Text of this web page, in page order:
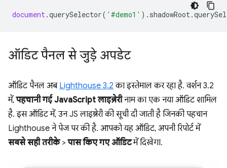
document.querySelector( '#demo1' ). shadowRoot.
ऑडिट पैनल से जुड़े अपडेट
ऑडिट पैनल अब Lighthouse 3.2 का इस्तेमाल कर रहा है. वर्शन 3.2
में,पहचानी गई JavaScript लाइब्रेरीनाम का एक नया ऑडिट शामिल
है. इस ऑडिट में, उन JS लाइब्रेरी की सूची दी जाती है जिनकी पहचान
Lighthouse ने पेज पर की है. आपको यह ऑडिट, अपनी रिपोर्ट में
सबसे सही तरीके>पास किए गए ऑडिटमें दिखेगा.